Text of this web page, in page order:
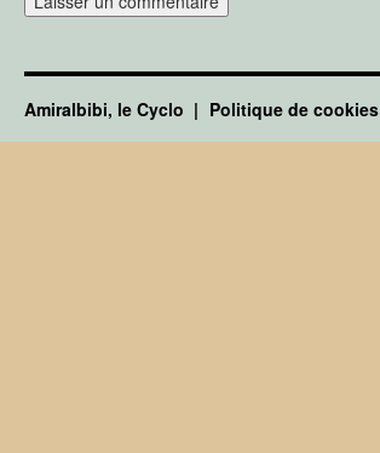
Amiralbibi, le Cyclo Politique de cookies